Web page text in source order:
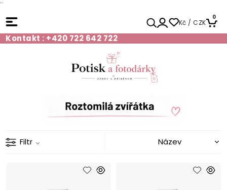
¨
Kč / CZK
0
Kontakt : +420 722 642 722
Filtr